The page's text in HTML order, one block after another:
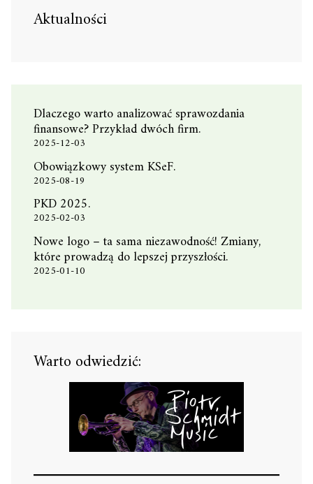
Aktualności
Dlaczego warto analizować sprawozdania
finansowe? Przykład dwóch firm.
2025-12-03
Obowiązkowy system KSeF.
2025-08-19
PKD 2025.
2025-02-03
Nowe logo – ta sama niezawodność! Zmiany,
które prowadzą do lepszej przyszłości.
2025-01-10
Warto odwiedzić: